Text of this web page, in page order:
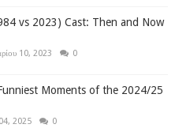
vs 2023) Cast: Then and Now
10, 2023 0
Moments of the 2024/25
2025 0